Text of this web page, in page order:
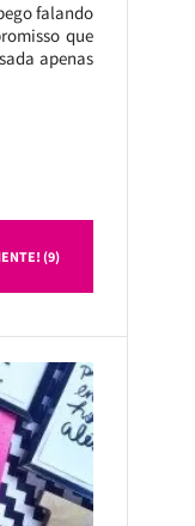
falando
que
apenas
(9)